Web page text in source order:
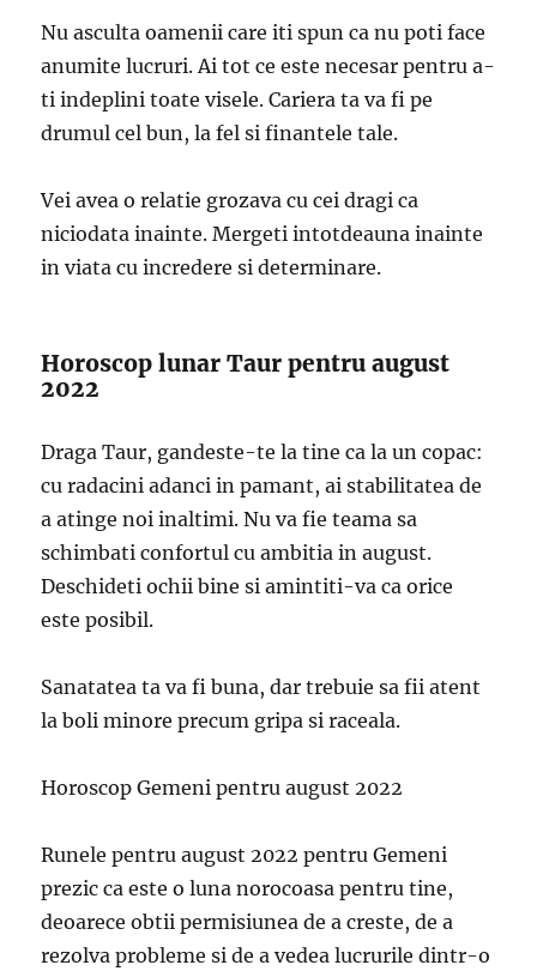
Nu asculta oamenii care iti spun ca nu poti face
anumite lucruri. Ai tot ce este necesar pentru a-
ti indeplini toate visele. Cariera ta va fi pe
drumul cel bun, la fel si finantele tale.
Vei avea o relatie grozava cu cei dragi ca
niciodata inainte. Mergeti intotdeauna inainte
in viata cu incredere si determinare.
Horoscop lunar Taur pentru august
2022
Draga Taur, gandeste-te la tine ca la un copac:
cu radacini adanci in pamant, ai stabilitatea de
a atinge noi inaltimi. Nu va fie teama sa
schimbati confortul cu ambitia in august.
Deschideti ochii bine si amintiti-va ca orice
este posibil.
Sanatatea ta va fi buna, dar trebuie sa fii atent
la boli minore precum gripa si raceala.
Horoscop Gemeni pentru august 2022
Runele pentru august 2022 pentru Gemeni
prezic ca este o luna norocoasa pentru tine,
deoarece obtii permisiunea de a creste, de a
rezolva probleme si de a vedea lucrurile dintr-o